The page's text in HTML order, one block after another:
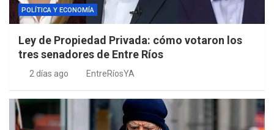
POLÍTICA Y ECONOMÍA
Ley de Propiedad Privada: cómo votaron los
tres senadores de Entre Ríos
2 días ago EntreRíosYA